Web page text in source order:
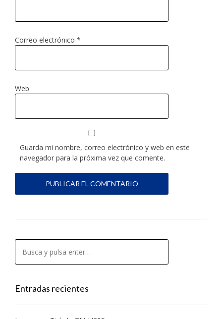
Correo electrónico *
Web
Guarda mi nombre, correo electrónico y web en este
navegador para la próxima vez que comente.
Entradas recientes